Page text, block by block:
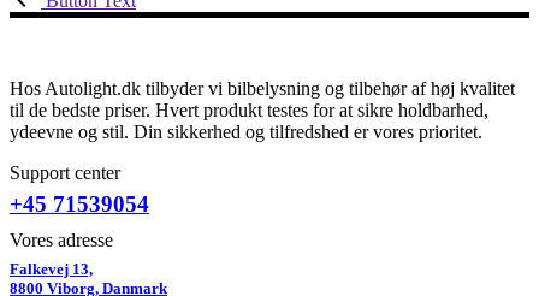
Hos Autolight.dk tilbyder vi bilbelysning og tilbehør af høj kvalitet
til de bedste priser. Hvert produkt testes for at sikre holdbarhed,
ydeevne og stil. Din sikkerhed og tilfredshed er vores prioritet.
Support center
+45 71539054
Vores adresse
Falkevej 13,
8800 Viborg, Danmark